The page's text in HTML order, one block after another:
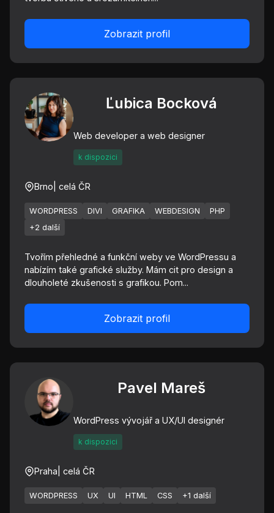
Zobrazit profil
Ľubica Bocková
Web developer a web designer
k dispozici
Brno | celá ČR
WORDPRESS DIVI GRAFIKA WEBDESIGN
PHP
+2 další
Tvořím přehledné a funkční weby ve WordPressu a
nabízím také grafické služby. Mám cit pro design a
dlouholeté zkušenosti s grafikou. Pom...
Zobrazit profil
Pavel Mareš
WordPress vývojář a UX/UI designér
k dispozici
Praha | celá ČR
WORDPRESS UX UI HTML CSS +1 další